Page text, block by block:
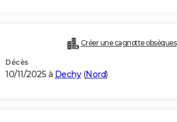
Créer une cagnotte obsèques
Décès
10/11/2025 à Dechy(Nord)